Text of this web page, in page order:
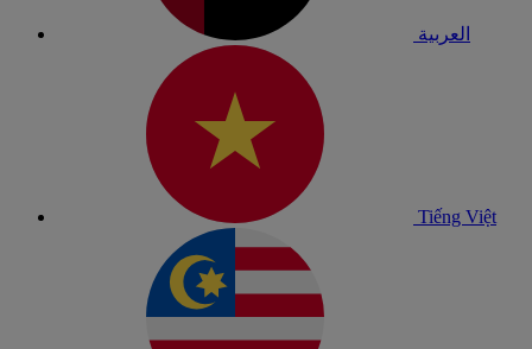
العربية
Tiếng Việt